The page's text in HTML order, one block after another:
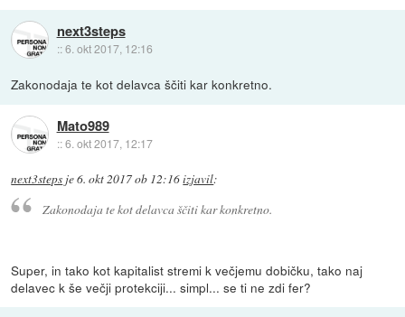
next3steps
::6. okt 2017, 12:16
Zakonodaja te kot delavca ščiti kar konkretno.
Mato989
::6. okt 2017, 12:17
next3steps je6. okt 2017 ob 12:16izjavil:
Zakonodaja te kot delavca ščiti kar konkretno.
Super, in tako kot kapitalist stremi k večjemu dobičku, tako naj
delavec k še večji protekciji... simpl... se ti ne zdi fer?